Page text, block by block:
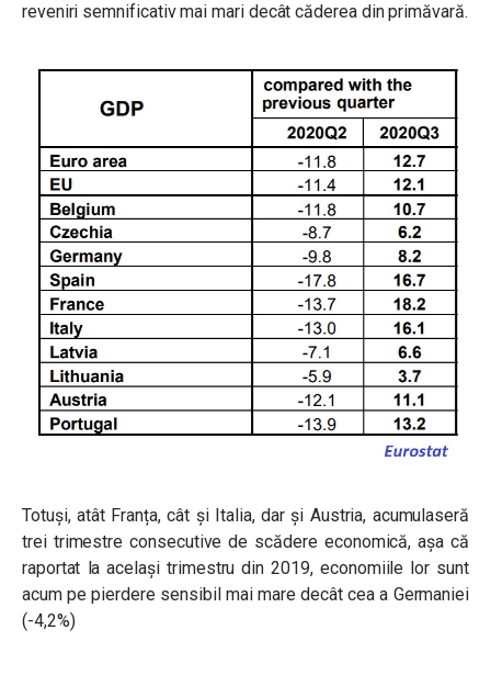
reveniri semnificativ mai mari decât căderea din primăvară.
Totuși, atât Franța, cât și Italia, dar și Austria, acumulaseră
trei trimestre consecutive de scădere economică, așa că
raportat la același trimestru din 2019, economiile lor sunt
acum pe pierdere sensibil mai mare decât cea a Germaniei
(-4,2%)